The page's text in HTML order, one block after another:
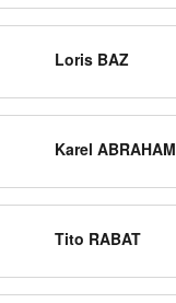
Loris BAZ
Karel ABRAHAM
Tito RABAT